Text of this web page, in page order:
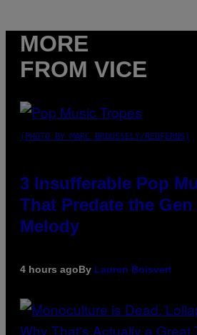
MORE
FROM VICE
(PHOTO BY MARC BROUSSELY/REDFERNS)
3 Insufferable Pop
That Predate the
Melody
4 hours agoBy Lauren Boisvert